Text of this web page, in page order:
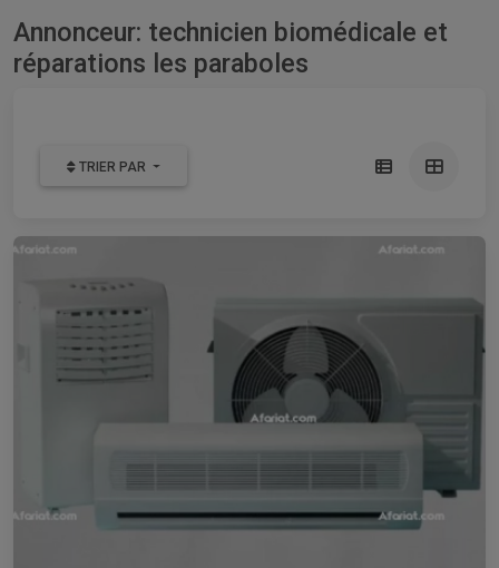
Annonceur: technicien biomédicale et
réparations les paraboles
TRIER PAR